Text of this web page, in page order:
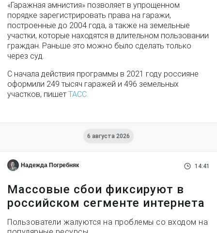
«Гаражная амнистия» позволяет в упрощенном
порядке зарегистрировать права на гаражи,
построенные до 2004 года, а также на земельные
участки, которые находятся в длительном пользовании
граждан. Раньше это можно было сделать только
через суд.
С начала действия программы в 2021 году россияне
оформили 249 тысяч гаражей и 496 земельных
участков, пишет ТАСС.
6 августа 2026
Надежда Погребняк 14:41
Массовые сбои фиксируют в
российском сегменте интернета
Пользователи жалуются на проблемы со входом на